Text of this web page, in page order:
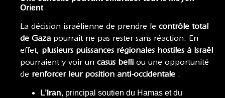
Orient
La décision israélienne de prendre le contrôle total
de Gaza pourrait ne pas rester sans réaction. En
effet, plusieurs puissances régionales hostiles à Israël
pourraient y voir un casus belli ou une opportunité
de renforcer leur position anti-occidentale :
L’Iran, principal soutien du Hamas et du